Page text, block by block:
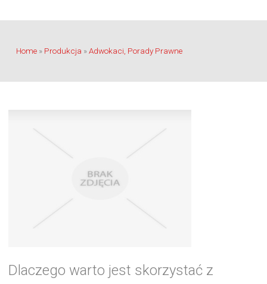
Home » Produkcja »Adwokaci, Porady Prawne
Dlaczego warto jest skorzystać z